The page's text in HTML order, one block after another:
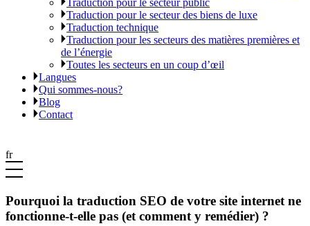
Traduction pour le secteur des biens de luxe
Traduction technique
Traduction pour les secteurs des matières premières et
de l’énergie
Toutes les secteurs en un coup d’œil
Langues
Qui sommes-nous?
Blog
Contact
fr
Pourquoi la traduction SEO de votre site internet ne
fonctionne-t-elle pas (et comment y remédier) ?